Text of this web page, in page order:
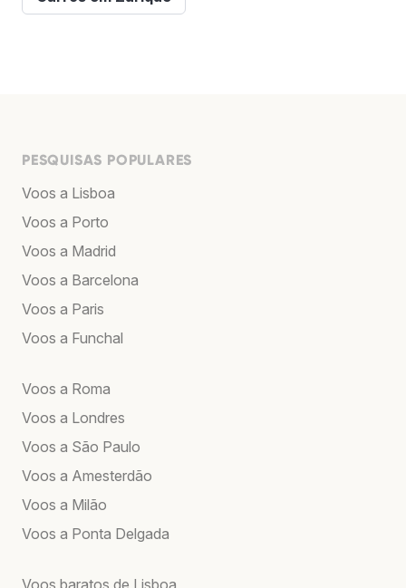
PESQUISAS POPULARES
Voos a Lisboa
Voos a Porto
Voos a Madrid
Voos a Barcelona
Voos a Paris
Voos a Funchal
Voos a Roma
Voos a Londres
Voos a São Paulo
Voos a Amesterdão
Voos a Milão
Voos a Ponta Delgada
Voos baratos de Lisboa